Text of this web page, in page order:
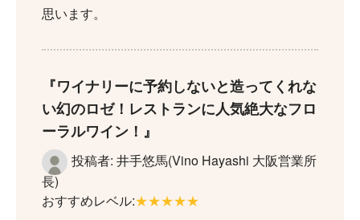
思います。
ワイナリーに予約しないと造ってくれな
い幻のロゼ！レストランに人気絶大なフロ
ーラルワイン！
投稿者: 井手悠馬(Vino Hayashi 大阪営業所
長)
おすすめレベル:★★★★★